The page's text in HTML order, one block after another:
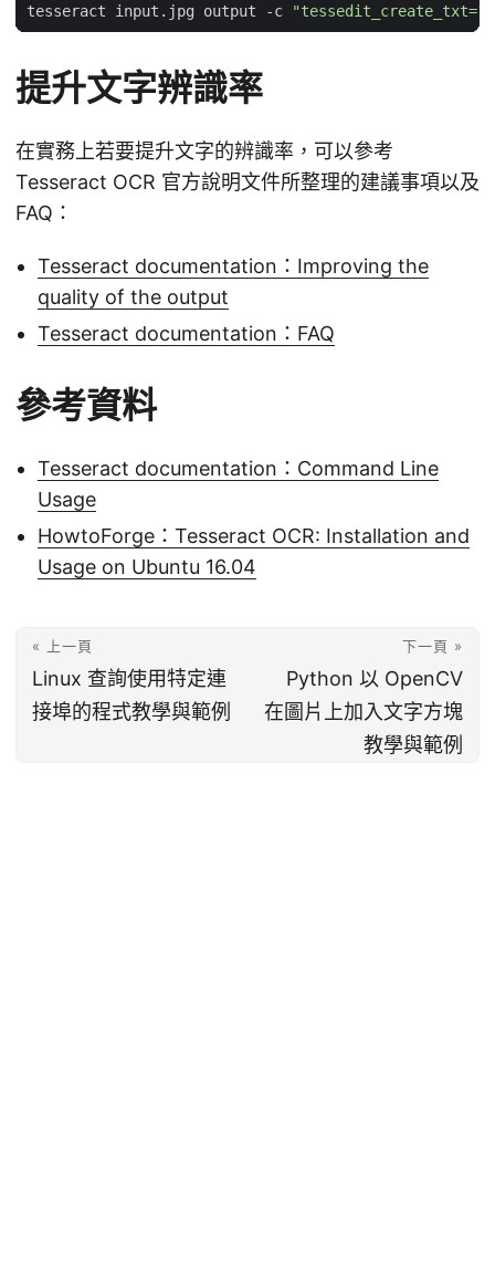
tesseract input.jpg output -c
"tessedit_create_txt=1"
提升文字辨識率
在實務上若要提升文字的辨識率，可以參考
Tesseract OCR 官方說明文件所整理的建議事項以及
FAQ：
Tesseract documentation：Improving the
quality of the output
Tesseract documentation：FAQ
參考資料
Tesseract documentation：Command Line
Usage
HowtoForge：Tesseract OCR: Installation and
Usage on Ubuntu 16.04
« 上一頁
Linux 查詢使用特定連
接埠的程式教學與範例
下一頁 »
Python 以 OpenCV
在圖片上加入文字方塊
教學與範例